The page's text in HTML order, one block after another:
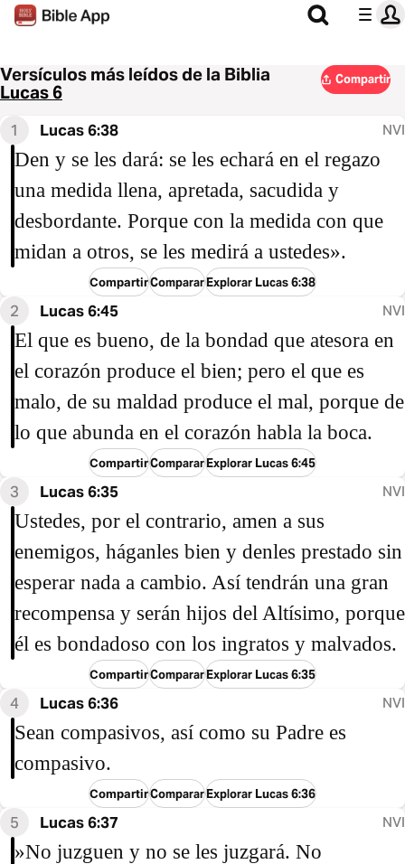
Versículos más leídos de la Biblia
Lucas 6
Compartir
1 Lucas 6:38 NVI
Den y se les dará: se les echará en el regazo
una medida llena, apretada, sacudida y
desbordante. Porque con la medida con que
midan a otros, se les medirá a ustedes».
CompartirCompararExplorar Lucas 6:38
2 Lucas 6:45 NVI
El que es bueno, de la bondad que atesora en
el corazón produce el bien; pero el que es
malo, de su maldad produce el mal, porque de
lo que abunda en el corazón habla la boca.
CompartirCompararExplorar Lucas 6:45
3 Lucas 6:35 NVI
Ustedes, por el contrario, amen a sus
enemigos, háganles bien y denles prestado sin
esperar nada a cambio. Así tendrán una gran
recompensa y serán hijos del Altísimo, porque
él es bondadoso con los ingratos y malvados.
CompartirCompararExplorar Lucas 6:35
4 Lucas 6:36 NVI
Sean compasivos, así como su Padre es
compasivo.
CompartirCompararExplorar Lucas 6:36
5 Lucas 6:37 NVI
»No juzguen y no se les juzgará. No